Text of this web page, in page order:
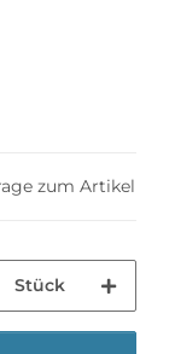
zum Artikel
Stück